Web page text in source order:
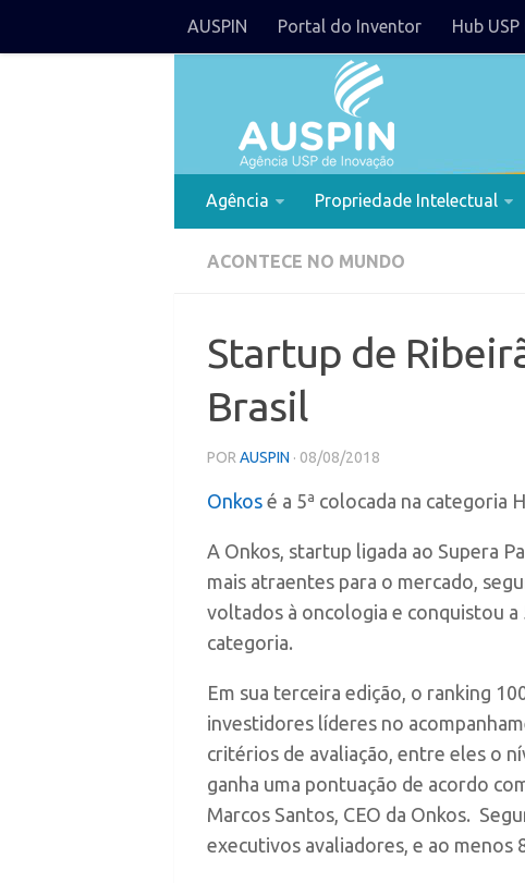
AUSPIN Portal do Inventor Hub
Agência Propriedade Intelectual
ACONTECE NO MUNDO
Startup de
Brasil
POR AUSPIN · 08/08/2018
Onkos é a 5ª colocada na categoria
A Onkos, startup ligada ao Supera
mais atraentes para o mercado,
voltados à oncologia e conquistou a
categoria.
Em sua terceira edição, o ranking
investidores líderes no
critérios de avaliação, entre eles o
ganha uma pontuação de acordo
Marcos Santos, CEO da Onkos.
executivos avaliadores, e ao menos